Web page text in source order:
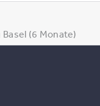
(6 Monate)